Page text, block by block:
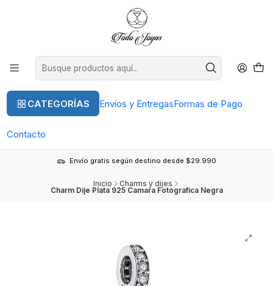
CATEGORÍAS Envíos y EntregasFormas de Pago
Contacto
Envío gratis según destino desde $29.990
Inicio Charms y dijes
Charm Dije Plata 925 Camara Fotografica Negra